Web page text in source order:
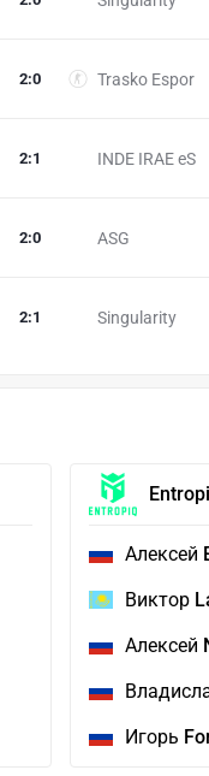
Trasko Espor
2:0
INDE IRAE eS
2:1
ASG
2:0
Singularity
2:1
Алексей
Виктор
Алексей
Игорь